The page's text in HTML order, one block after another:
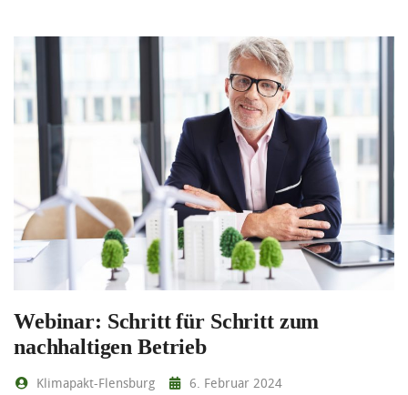
Webinar: Schritt für Schritt zum
nachhaltigen Betrieb
Klimapakt-Flensburg
6. Februar 2024